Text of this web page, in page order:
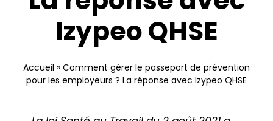
Demander une démo
Nous contacter
Izypeo QHSE
Accueil » Comment gérer le passeport de prévention
pour les employeurs ? La réponse avec Izypeo QHSE